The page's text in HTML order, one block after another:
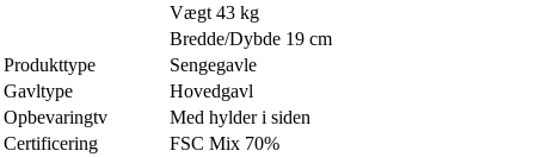
Vægt 43 kg
Bredde/Dybde 19 cm
Produkttype
Sengegavle
Gavltype
Hovedgavl
Opbevaringtv
Med hylder i siden
Certificering
FSC Mix 70%